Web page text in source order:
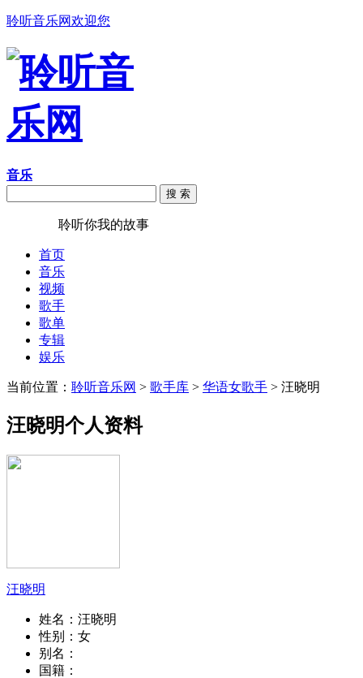
聆听音乐网欢迎您
音乐
搜 索
聆听你我的故事
首页
音乐
视频
歌手
歌单
专辑
娱乐
当前位置： 聆听音乐网 > 歌手库 > 华语女歌手 > 汪晓明
汪晓明个人资料
汪晓明
姓名： 汪晓明
性别： 女
别名：
国籍：